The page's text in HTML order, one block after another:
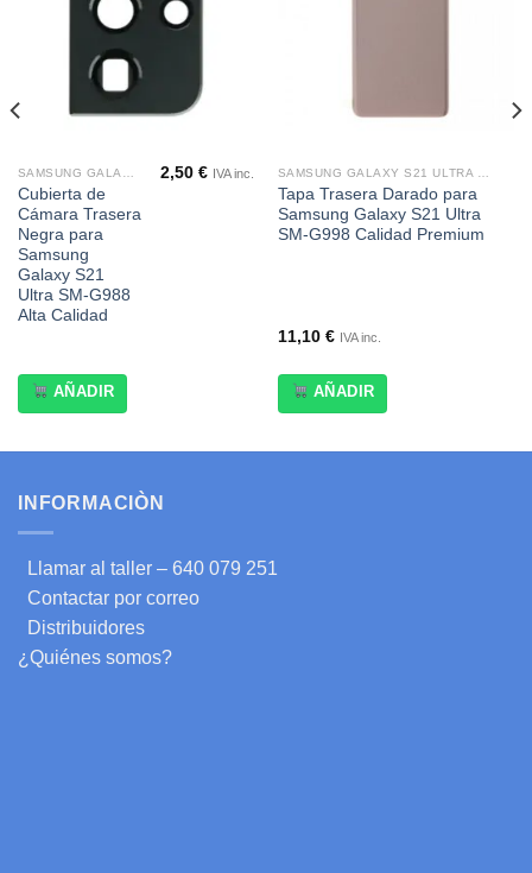
Cubierta de
Cámara Trasera
Negra para
Samsung
Galaxy S21
Ultra SM-G988
Alta Calidad
2,50€ IVA inc.
AÑADIR
Tapa Trasera Darado para
Samsung Galaxy S21 Ultra
SM-G998 Calidad Premium
11,10 € IVA inc.
AÑADIR
INFORMACIÒN
Llamar al taller – 640 079 251
Contactar por correo
Distribuidores
¿Quiénes somos?